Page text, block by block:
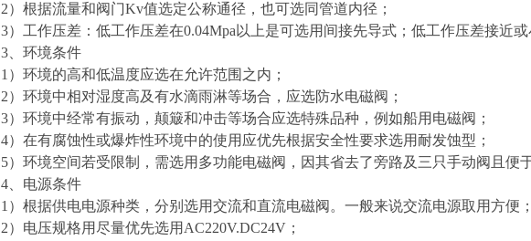
2）根据流量和阀门Kv值选定公称通径，也可选同管道内径；
3）工作压差：低工作压差在0.04Mpa以上是可选用间接先导式；低工作压差接近
3、环境条件
1）环境的高和低温度应选在允许范围之内；
2）环境中相对湿度高及有水滴雨淋等场合，应选防水电磁阀；
3）环境中经常有振动，颠簸和冲击等场合应选特殊品种，例如船用电磁阀；
4）在有腐蚀性或爆炸性环境中的使用应优先根据安全性要求选用耐发蚀型；
5）环境空间若受限制，需选用多功能电磁阀，因其省去了旁路及三只手动阀且便
4、电源条件
1）根据供电电源种类，分别选用交流和直流电磁阀。一般来说交流电源取用方便；
2）电压规格用尽量优先选用AC220V.DC24V；